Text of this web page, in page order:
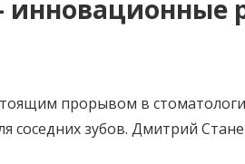
прорывом в
соседних зубов. Дмитрий